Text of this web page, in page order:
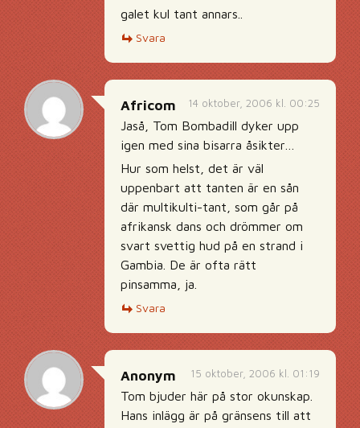
galet kul tant annars..
Svara
14 oktober, 2006 kl. 00:25
Africom
Jaså, Tom Bombadill dyker upp
igen med sina bisarra åsikter…
Hur som helst, det är väl
uppenbart att tanten är en sån
där multikulti-tant, som går på
afrikansk dans och drömmer om
svart svettig hud på en strand i
Gambia. De är ofta rätt
pinsamma, ja.
Svara
15 oktober, 2006 kl. 01:19
Anonym
Tom bjuder här på stor okunskap.
Hans inlägg är på gränsens till att